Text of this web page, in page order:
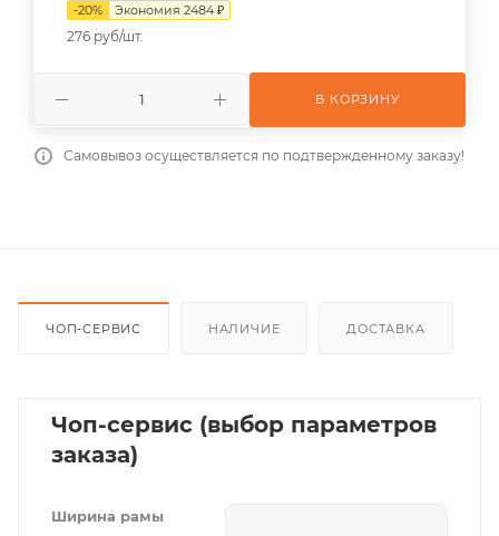
-20% Экономия 2484 ₽
276 руб/шт.
В КОРЗИНУ
Самовывоз осуществляется по подтвержденному заказу!
ЧОП-СЕРВИС НАЛИЧИЕ ДОСТАВКА
Чоп-сервис (выбор параметров
заказа)
Ширина рамы